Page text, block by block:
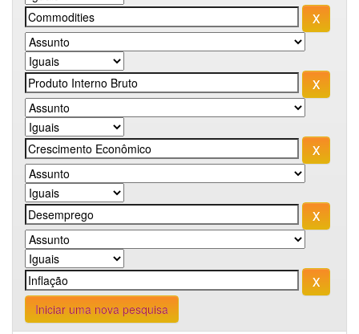
Iniciar uma nova pesquisa